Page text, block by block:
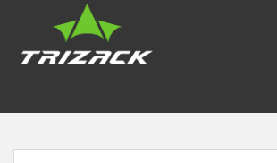
o